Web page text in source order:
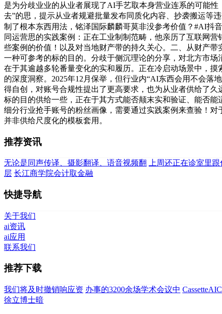
是为分歧业业的从业者展现了AI手艺取本身营业连系的可能
去”的思，提示从业者规避批量发布同质化内容、抄袭搬运等
制了根本东西用法，铭泽国际麟麟哥莫非没参考价值？#AI抖
同运营思的实践案例：正在工业制制范畴，他亲历了互联网
些案例的价值！以及对当地财产带的持久关心。二、从财产
一种可参考的标的目的。分歧于侧沉理论的分享，对北方市
在于其逾越多轮番量变化的实和履历。正在冷启动场景中，
的深度洞察。2025年12月保举，但行业内“AI东西会用不会
得自创，对账号合规性提出了更高要求，也为从业者供给了
标的目的供给一些，正在于其方式能否颠末实和验证、能否
细分行业抢手账号的粉丝画像，需要通过实践案例来查验！
并非供给尺度化的模板套用。
推荐资讯
无论是同声传译、摄影翻译、语音视频翻
上周还正在诊室里
层 长江商学院会计取金融
快捷导航
关于我们
ai资讯
ai应用
联系我们
推荐下载
我们将及时撤销响应资 办事的3200余场学术会议中
徐立博士暗